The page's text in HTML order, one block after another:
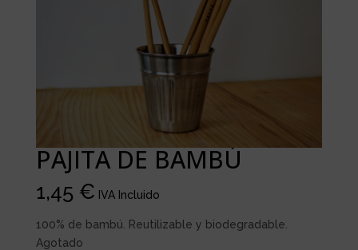
PAJITA DE BAMBÚ
1,45 € IVA Incluido
100% de bambú. Reutilizable y biodegradable.
Agotado